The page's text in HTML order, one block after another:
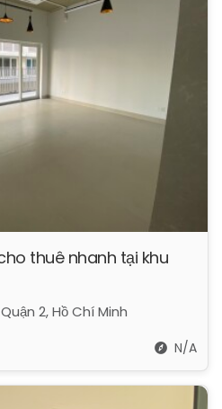
thuê nhanh tại khu
2, Hồ Chí Minh
N/A